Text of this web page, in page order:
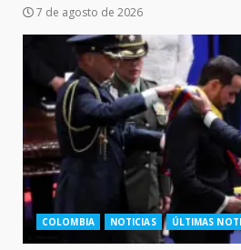
7 de agosto de 2026
COLOMBIA NOTICIAS ÚLTIMAS